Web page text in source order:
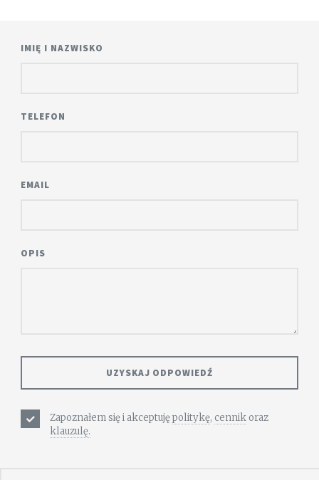
IMIĘ I NAZWISKO
TELEFON
EMAIL
OPIS
Zapoznałem się i akceptujępolitykę, cennik oraz
klauzulę.